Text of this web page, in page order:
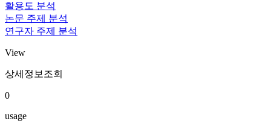
활용도 분석
논문 주제 분석
연구자 주제 분석
View
상세정보조회
0
usage